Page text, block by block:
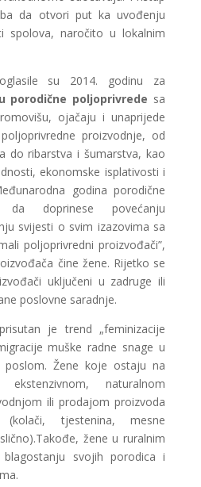
da otvori put ka uvođenju
spolova, naročito u lokalnim
su 2014. godinu za
porodične poljoprivrede sa
ojačaju i unaprijede
proizvodnje, od
do ribarstva i šumarstva, kao
ekonomske isplativosti i
godina porodične
da doprinese povećanju
svijesti o svim izazovima sa
poljoprivredni proizvođači”,
čine žene. Rijetko se
uključeni u zadruge ili
poslovne saradnje.
je trend „feminizacije
muške radne snage u
Žene koje ostaju na
naturalnom
ili prodajom proizvoda
tjestenina, mesne
žene u ruralnim
blagostanju svojih porodica i